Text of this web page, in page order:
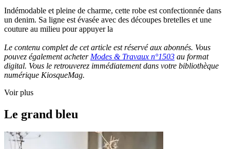
Indémodable et pleine de charme, cette robe est confectionnée dans
un denim. Sa ligne est évasée avec des découpes bretelles et une
couture au milieu pour appuyer la
Le contenu complet de cet article est réservé aux abonnés. Vous
pouvez également acheter Modes & Travaux n°1503 au format
digital. Vous le retrouverez immédiatement dans votre bibliothèque
numérique KiosqueMag.
Voir plus
Le grand bleu